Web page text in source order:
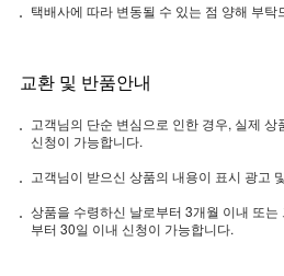
택배사에 따라 변동될 수 있는 점 양해 부탁
교환 및 반품안내
고객님의 단순 변심으로 인한 경우, 실제
신청이 가능합니다.
고객님이 받으신 상품의 내용이 표시 광고
상품을 수령하신 날로부터 3개월 이내 또
부터 30일 이내 신청이 가능합니다.